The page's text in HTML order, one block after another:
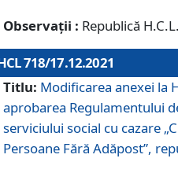
Observații : Republică
718/17.12.2021
Titlu: Modificarea anexei la
aprobarea Regulamentului
serviciului social cu cazare
Persoane Fără Adăpost”,